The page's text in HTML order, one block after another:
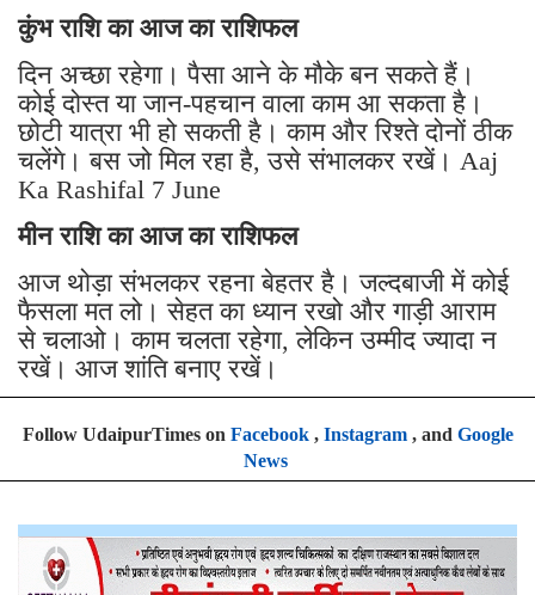
कुंभ राशि का आज का राशिफल
दिन अच्छा रहेगा। पैसा आने के मौके बन सकते हैं।
कोई दोस्त या जान-पहचान वाला काम आ सकता है।
छोटी यात्रा भी हो सकती है। काम और रिश्ते दोनों ठीक
चलेंगे। बस जो मिल रहा है, उसे संभालकर रखें। Aaj
Ka Rashifal 7 June
मीन राशि का आज का राशिफल
आज थोड़ा संभलकर रहना बेहतर है। जल्दबाजी में कोई
फैसला मत लो। सेहत का ध्यान रखो और गाड़ी आराम
से चलाओ। काम चलता रहेगा, लेकिन उम्मीद ज्यादा न
रखें। आज शांति बनाए रखें।
Follow UdaipurTimes on Facebook, Instagram, and Google
News